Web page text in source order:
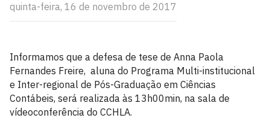
quinta-feira, 16 de novembro de 2017
Informamos que a defesa de tese de Anna Paola
Fernandes Freire, aluna do Programa Multi-institucional
e Inter-regional de Pós-Graduação em Ciências
Contábeis, será realizada às 13h00min, na sala de
vídeoconferência do CCHLA.